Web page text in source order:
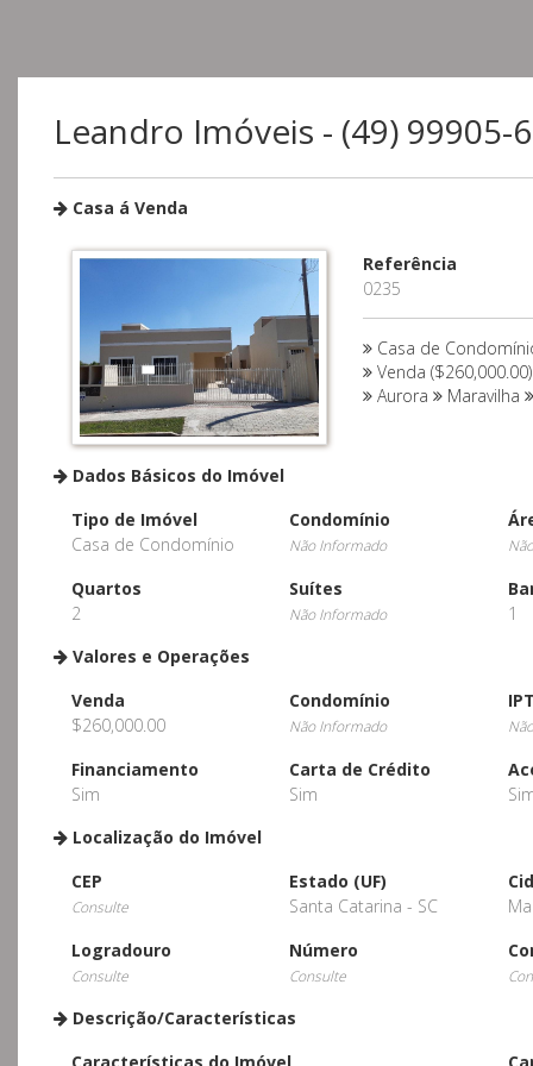
Leandro Imóveis - (49) 99905-
Casa á Venda
Referência
0235
Casa de
Venda ($260,000.00)
Aurora
Maravilha
Dados Básicos do Imóvel
Tipo de Imóvel
Casa de Condomínio
Condomínio
Não Informado
Quartos
2
Suítes
Não Informado
1
Valores e Operações
Venda
$260,000.00
Condomínio
Não Informado
Financiamento
Sim
Carta de Crédito
Sim
Localização do Imóvel
CEP
Consulte
Estado (UF)
Santa Catarina - SC
Logradouro
Consulte
Número
Consulte
Descrição/Características